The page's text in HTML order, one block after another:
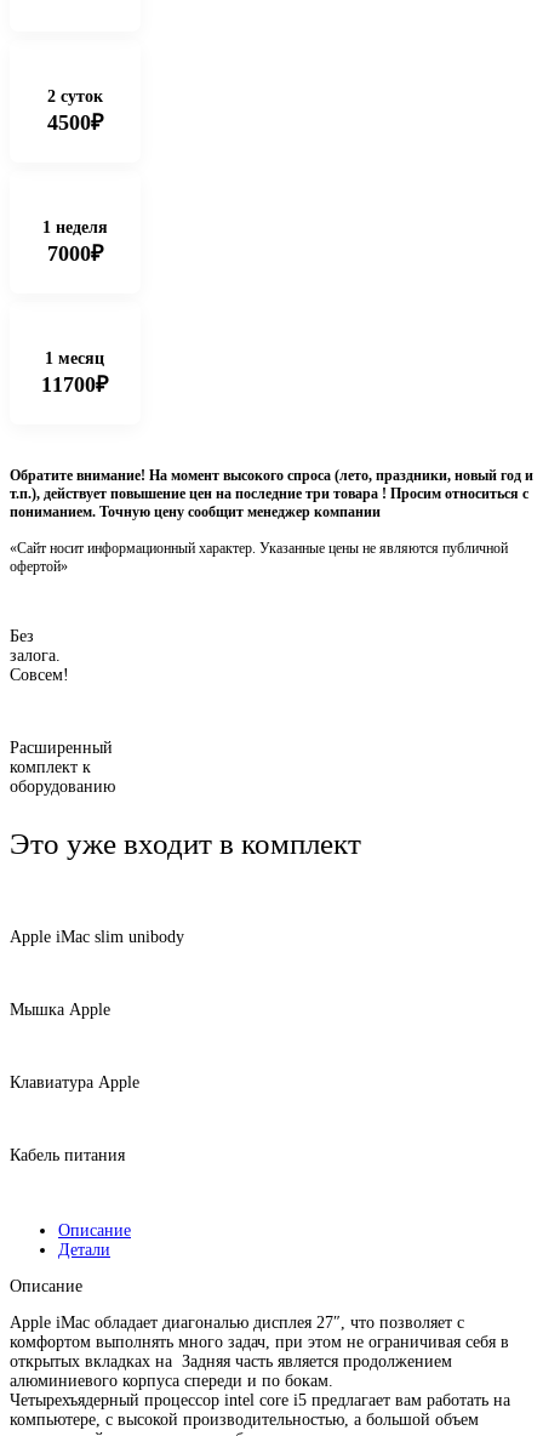
2 суток
4500₽
1 неделя
7000₽
1 месяц
11700₽
Обратите внимание! На момент высокого спроса (лето, праздники, новый год и
т.п.), действует повышение цен на последние три товара ! Просим относиться с
пониманием. Точную цену сообщит менеджер компании
«Сайт носит информационный характер. Указанные цены не являются публичной
офертой»
Без
залога.
Совсем!
Расширенный
комплект к
оборудованию
Это уже входит в комплект
Apple iMac slim unibody
Мышка Apple
Клавиатура Apple
Кабель питания
Описание
Детали
Описание
Apple iMac обладает диагональю дисплея 27″, что позволяет с
комфортом выполнять много задач, при этом не ограничивая себя в
открытых вкладках на Задняя часть является продолжением
алюминиевого корпуса спереди и по бокам.
Четырехъядерный процессор intel core i5 предлагает вам работать на
компьютере, с высокой производительностью, а большой объем